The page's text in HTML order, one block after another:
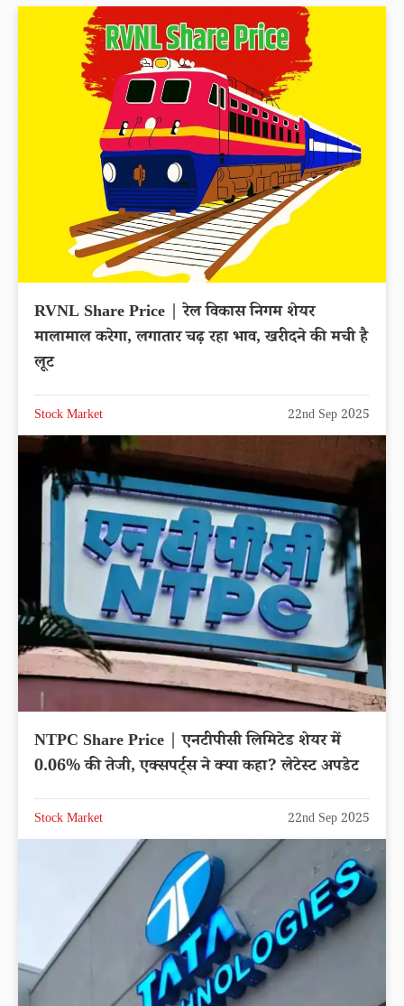
RVNL Share Price | रेल विकास निगम शेयर
मालामाल करेगा, लगातार चढ़ रहा भाव, खरीदने की मची है
लूट
Stock Market 22nd Sep 2025
NTPC Share Price | एनटीपीसी लिमिटेड शेयर में
0.06% की तेजी, एक्सपर्ट्स ने क्या कहा? लेटेस्ट अपडेट
Stock Market 22nd Sep 2025